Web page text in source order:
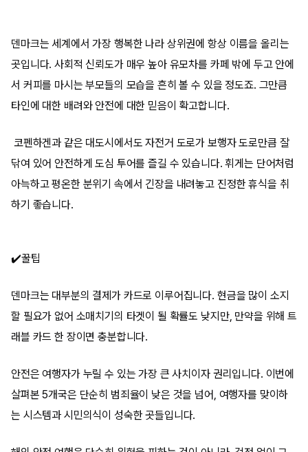
덴마크는 세계에서 가장 행복한 나라 상위권에 항상 이름을 올리는
곳입니다. 사회적 신뢰도가 매우 높아 유모차를 카페 밖에 두고 안에
서 커피를 마시는 부모들의 모습을 흔히 볼 수 있을 정도죠. 그만큼
타인에 대한 배려와 안전에 대한 믿음이 확고합니다.
코펜하겐과 같은 대도시에서도 자전거 도로가 보행자 도로만큼 잘
닦여 있어 안전하게 도심 투어를 즐길 수 있습니다. 휘게는 단어처럼
아늑하고 평온한 분위기 속에서 긴장을 내려놓고 진정한 휴식을 취
하기 좋습니다.
✔️꿀팁
덴마크는 대부분의 결제가 카드로 이루어집니다. 현금을 많이 소지
할 필요가 없어 소매치기의 타겟이 될 확률도 낮지만, 만약을 위해 트
래블 카드 한 장이면 충분합니다.
안전은 여행자가 누릴 수 있는 가장 큰 사치이자 권리입니다. 이번에
살펴본 5개국은 단순히 범죄율이 낮은 것을 넘어, 여행자를 맞이하
는 시스템과 시민의식이 성숙한 곳들입니다.